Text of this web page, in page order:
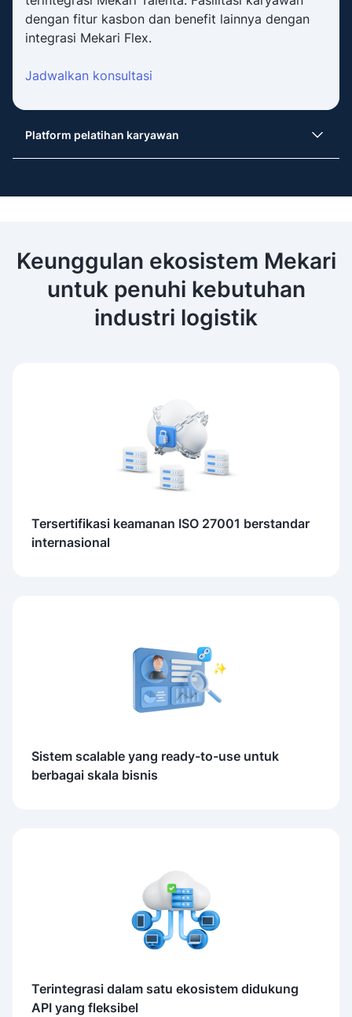
dengan fitur kasbon dan benefit lainnya dengan
integrasi Mekari Flex.
Jadwalkan konsultasi
Platform pelatihan karyawan
Keunggulan ekosistem Mekari
untuk penuhi kebutuhan
industri logistik
Tersertifikasi keamanan ISO 27001 berstandar
internasional
Sistem scalable yang ready-to-use untuk
berbagai skala bisnis
Terintegrasi dalam satu ekosistem didukung
API yang fleksibel